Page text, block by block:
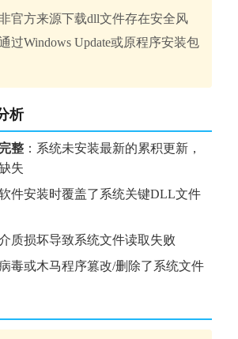
官方来源下载dll文件存在安全风
过Windows Update或原程序安装包
析
整：系统未安装最新的累积更新，
失
件安装时覆盖了系统关键DLL文件
质损坏导致系统文件读取失败
毒或木马程序篡改/删除了系统文件